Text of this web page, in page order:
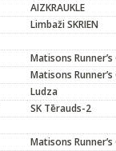
AIZKRAUKLE
Limbaži SKRIEN
Matisons Runner’s
Matisons Runner’s
Ludza
SK Tērauds-2
Matisons Runner’s